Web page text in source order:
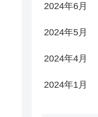
2024年6月
2024年5月
2024年4月
2024年1月